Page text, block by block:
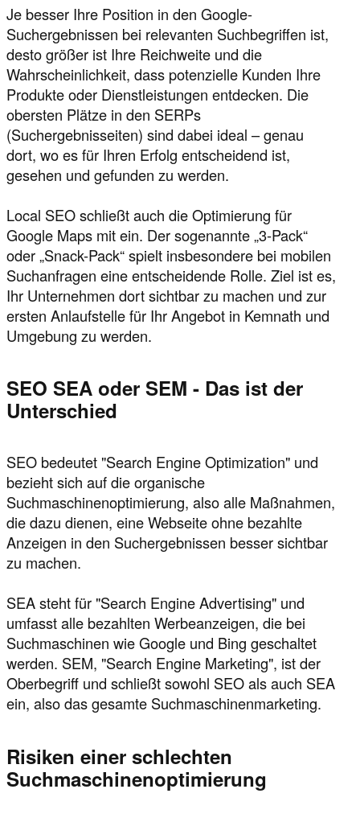
Je besser Ihre Position in den Google-
Suchergebnissen bei relevanten Suchbegriffen ist,
desto größer ist Ihre Reichweite und die
Wahrscheinlichkeit, dass potenzielle Kunden Ihre
Produkte oder Dienstleistungen entdecken. Die
obersten Plätze in den SERPs
(Suchergebnisseiten) sind dabei ideal – genau
dort, wo es für Ihren Erfolg entscheidend ist,
gesehen und gefunden zu werden.
Local SEO schließt auch die Optimierung für
Google Maps mit ein. Der sogenannte „3-Pack“
oder „Snack-Pack“ spielt insbesondere bei mobilen
Suchanfragen eine entscheidende Rolle. Ziel ist es,
Ihr Unternehmen dort sichtbar zu machen und zur
ersten Anlaufstelle für Ihr Angebot in Kemnath und
Umgebung zu werden.
SEO SEA oder SEM - Das ist der
Unterschied
SEO bedeutet "Search Engine Optimization" und
bezieht sich auf die organische
Suchmaschinenoptimierung, also alle Maßnahmen,
die dazu dienen, eine Webseite ohne bezahlte
Anzeigen in den Suchergebnissen besser sichtbar
zu machen.
SEA steht für "Search Engine Advertising" und
umfasst alle bezahlten Werbeanzeigen, die bei
Suchmaschinen wie Google und Bing geschaltet
werden. SEM, "Search Engine Marketing", ist der
Oberbegriff und schließt sowohl SEO als auch SEA
ein, also das gesamte Suchmaschinenmarketing.
Risiken einer schlechten
Suchmaschinenoptimierung